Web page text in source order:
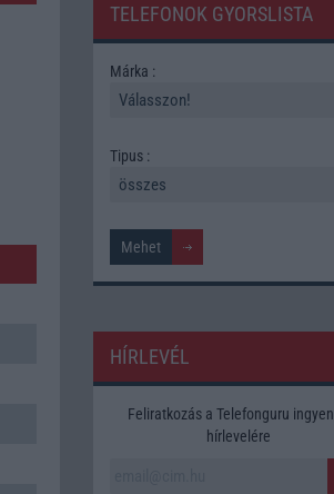
TELEFONOK GYORSLISTA
Márka :
Tipus :
HÍRLEVÉL
Feliratkozás a Telefonguru
hírlevelére